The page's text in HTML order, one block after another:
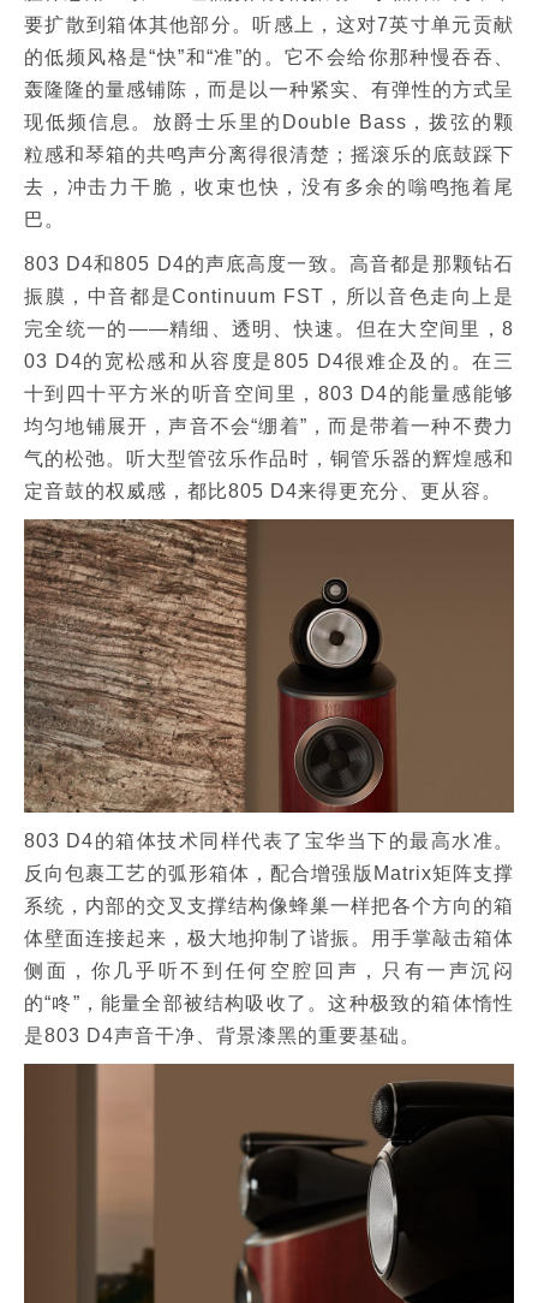
要扩散到箱体其他部分。听感上，这对7英寸单元贡献
的低频风格是“快”和“准”的。它不会给你那种慢吞吞、
轰隆隆的量感铺陈，而是以一种紧实、有弹性的方式呈
现低频信息。放爵士乐里的Double Bass，拨弦的颗
粒感和琴箱的共鸣声分离得很清楚；摇滚乐的底鼓踩下
去，冲击力干脆，收束也快，没有多余的嗡鸣拖着尾
巴。
803 D4和805 D4的声底高度一致。高音都是那颗钻石
振膜，中音都是Continuum FST，所以音色走向上是
完全统一的——精细、透明、快速。但在大空间里，8
03 D4的宽松感和从容度是805 D4很难企及的。在三
十到四十平方米的听音空间里，803 D4的能量感能够
均匀地铺展开，声音不会“绷着”，而是带着一种不费力
气的松弛。听大型管弦乐作品时，铜管乐器的辉煌感和
定音鼓的权威感，都比805 D4来得更充分、更从容。
803 D4的箱体技术同样代表了宝华当下的最高水准。
反向包裹工艺的弧形箱体，配合增强版Matrix矩阵支撑
系统，内部的交叉支撑结构像蜂巢一样把各个方向的箱
体壁面连接起来，极大地抑制了谐振。用手掌敲击箱体
侧面，你几乎听不到任何空腔回声，只有一声沉闷
的“咚”，能量全部被结构吸收了。这种极致的箱体惰性
是803 D4声音干净、背景漆黑的重要基础。